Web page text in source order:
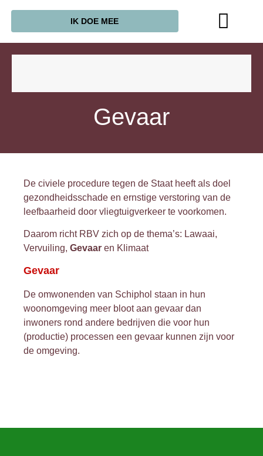
IK DOE MEE
Gevaar
De civiele procedure tegen de Staat heeft als doel
gezondheidsschade en ernstige verstoring van de
leefbaarheid door vliegtuigverkeer te voorkomen.
Daarom richt RBV zich op de thema’s: Lawaai,
Vervuiling, Gevaar en Klimaat
Gevaar
De omwonenden van Schiphol staan in hun
woonomgeving meer bloot aan gevaar dan
inwoners rond andere bedrijven die voor hun
(productie) processen een gevaar kunnen zijn voor
de omgeving.